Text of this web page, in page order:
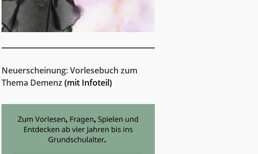
Neuerscheinung: Vorlesebuch zum
Thema Demenz (mit Infoteil)